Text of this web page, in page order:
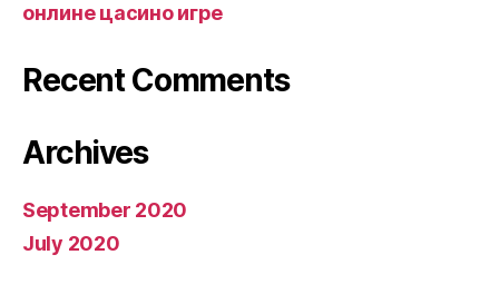
онлине цасино игре
Recent Comments
Archives
September 2020
July 2020